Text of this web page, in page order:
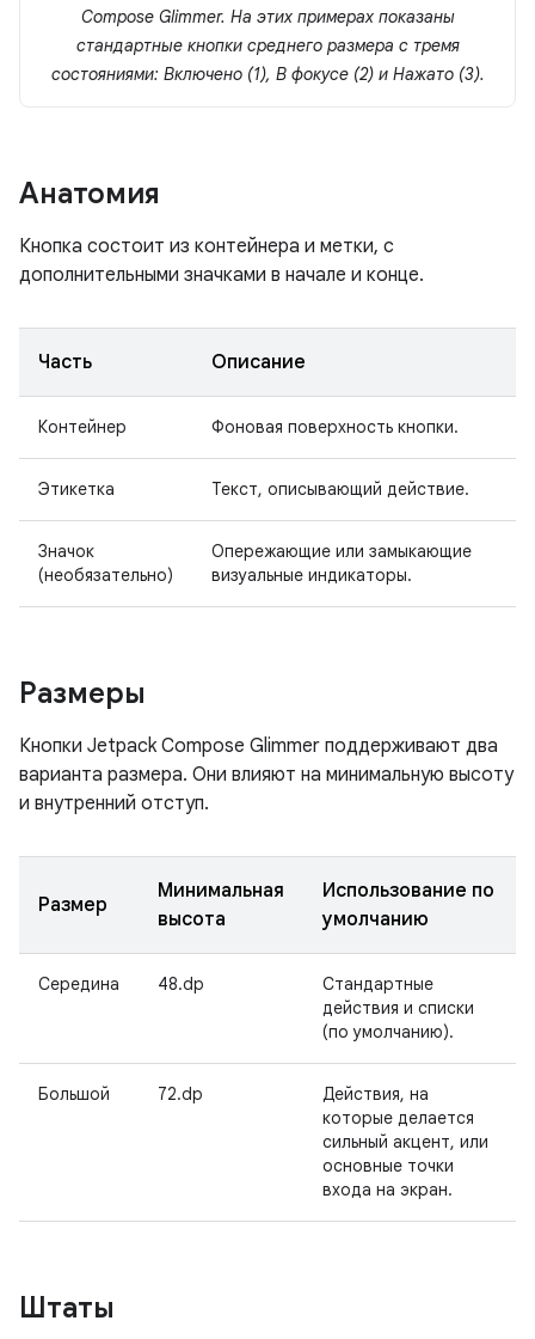
Compose Glimmer. На этих примерах показаны
стандартные кнопки среднего размера с тремя
состояниями: Включено (1), В фокусе (2) и Нажато (3).
Анатомия
Кнопка состоит из контейнера и метки, с
дополнительными значками в начале и конце.
Часть Описание
Контейнер Фоновая поверхность кнопки.
Этикетка Текст, описывающий действие.
Значок
(необязательно)
Опережающие или замыкающие
визуальные индикаторы.
Размеры
Кнопки Jetpack Compose Glimmer поддерживают два
варианта размера. Они влияют на минимальную высоту
и внутренний отступ.
Размер
Минимальная
высота
Использование по
умолчанию
Середина 48.dp
Стандартные
действия и списки
(по умолчанию).
Большой 72.dp
Действия, на
которые делается
сильный акцент, или
основные точки
входа на экран.
Штаты